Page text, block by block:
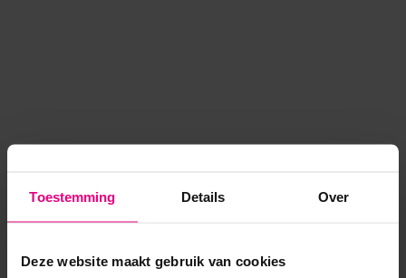
Toestemming Details Over
Deze website maakt gebruik van cookies